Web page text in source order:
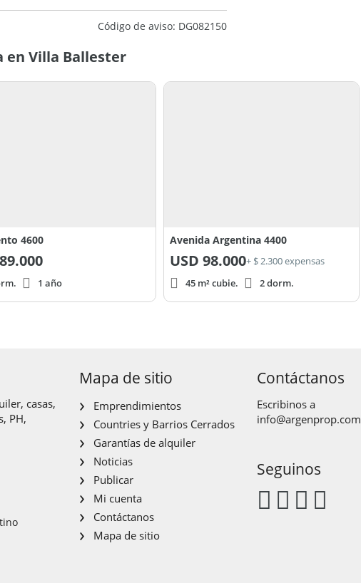
Código de aviso: DG082150
en Villa Ballester
4600
89.000
1 año
Avenida Argentina 4400
USD 98.000+ $ 2.300 expensas
45 m² cubie.
2 dorm.
casas,
PH,
Mapa de sitio
Emprendimientos
Countries y Barrios Cerrados
Garantías de alquiler
Noticias
Publicar
Mi cuenta
Contáctanos
Mapa de sitio
Contáctanos
Escribinos a
info@argenprop.com
Seguinos